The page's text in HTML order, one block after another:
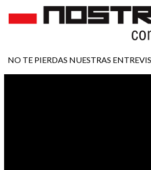
NO TE PIERDAS NUESTRAS